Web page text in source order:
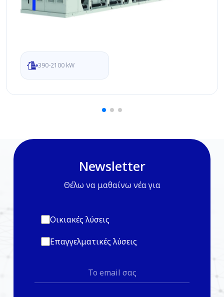
390-2100 kW
Newsletter
Θέλω να μαθαίνω νέα για
Οικιακές λύσεις
Επαγγελματικές λύσεις